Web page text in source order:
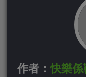
作者：快樂係